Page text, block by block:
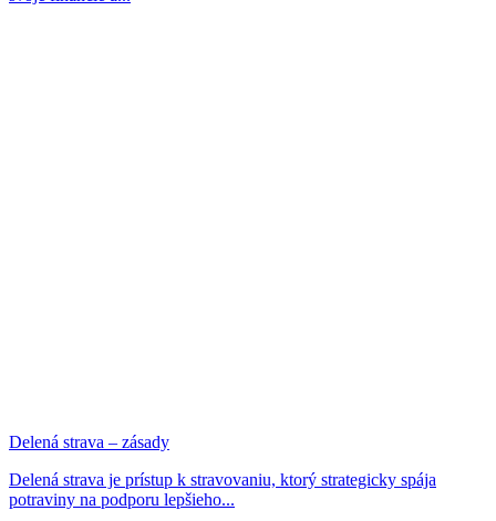
Delená strava – zásady
Delená strava je prístup k stravovaniu, ktorý strategicky spája
potraviny na podporu lepšieho...